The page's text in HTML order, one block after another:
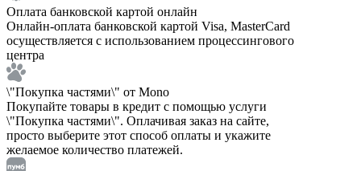
Оплата банковской картой онлайн
Онлайн-оплата банковской картой Visa, MasterCard
осуществляется с использованием процессингового
центра
\"Покупка частями\" от Mono
Покупайте товары в кредит с помощью услуги
\"Покупка частями\". Оплачивая заказ на сайте,
просто выберите этот способ оплаты и укажите
желаемое количество платежей.